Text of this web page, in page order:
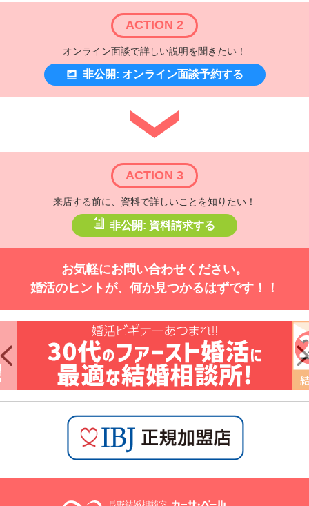
ACTION 2
オンライン面談で詳しい説明を聞きたい！
非公開: オンライン面談予約する
ACTION 3
来店する前に、資料で詳しいことを知りたい！
非公開: 資料請求する
お気軽にお問い合わせください。
婚活のヒントが、何か見つかるはずです！！